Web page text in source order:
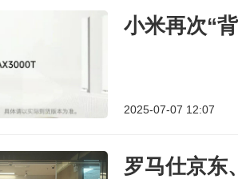
小米再次“
2025-07-07 12:07
罗马仕京东